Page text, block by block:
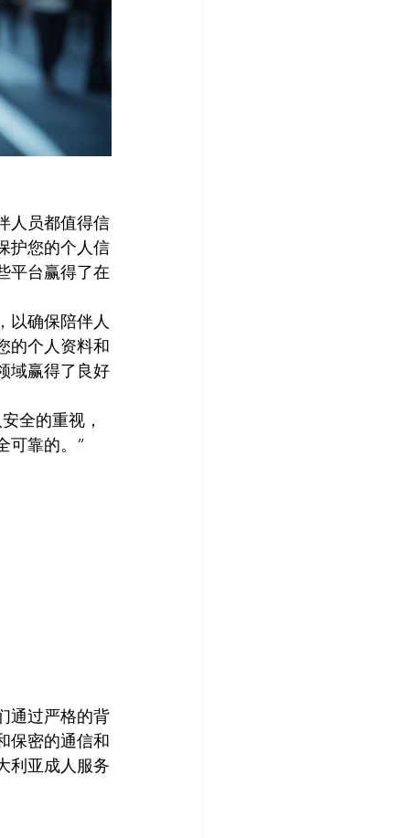
人员都值得信
护您的个人信
平台赢得了在
以确保陪伴人
的个人资料和
域赢得了良好
全的重视，
可靠的。”
通过严格的背
保密的通信和
利亚成人服务